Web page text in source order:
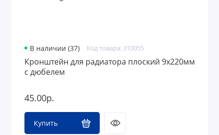
В наличии (37) Код товара: 310055
Кронштейн для радиатора плоский 9х220мм
с дюбелем
45.00р.
Купить